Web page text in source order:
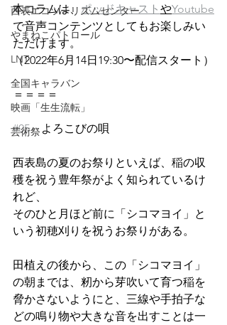
西表エコツーリズムセンター
やまねこパトロール
LNT
全国キャラバン
映画「生生流転」
芸術祭
本コラムは、 ポッドキャスト やYoutube
で音声コンテンツとしてもお楽しみい
ただけます。
（2022年6月14日19:30〜配信スタート）
＝＝＝＝
#05 よろこびの唄
西表島の夏のお祭りといえば、稲の収
穫を祝う豊年祭がよく知られているけ
れど、
そのひと月ほど前に「シコマヨイ」と
いう初穂刈りを祝うお祭りがある。
田植えの後から、この「シコマヨイ」
の朝までは、籾から芽吹いて育つ稲を
脅かさないようにと、三線や手拍子な
どの鳴り物や大きな音を出すことは一